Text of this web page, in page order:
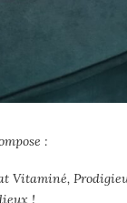
:
Vitaminé,
!